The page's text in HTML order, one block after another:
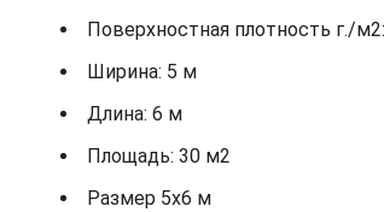
Поверхностная плотность г./
Ширина: 5 м
Длина: 6 м
Площадь: 30 м2
Размер 5х6 м